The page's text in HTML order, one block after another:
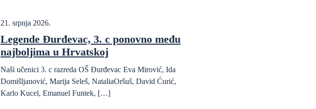
21. srpnja 2026.
Legende Đurđevac, 3. c ponovno među
najboljima u Hrvatskoj
Naši učenici 3. c razreda OŠ Đurđevac Eva Mirović, Ida
Domišljanović, Marija Seleš, NataliaOršuš, David Ćurić,
Karlo Kucel, Emanuel Funtek, […]